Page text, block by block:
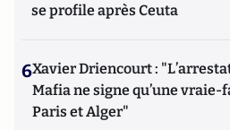
se profile après Ceuta
6Xavier Driencourt :
Mafia ne signe qu’une
Paris et Alger"